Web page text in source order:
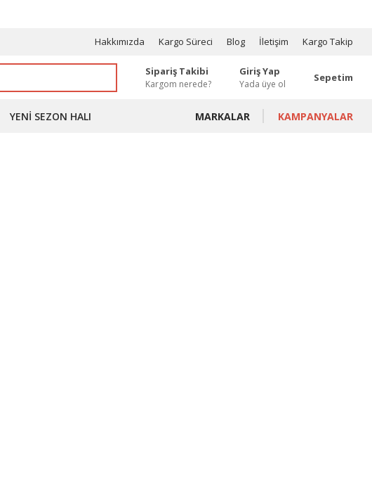
Hakkımızda Kargo Süreci Blog İletişim Kargo Takip
Sipariş Takibi
Kargom nerede?
Giriş Yap
Yada üye ol
Sepetim
YENI SEZON HALI MARKALAR KAMPANYALAR